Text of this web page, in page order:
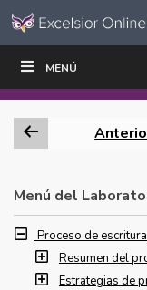
Ir al contenido
navegación
MENÚ
ESCRIBIR
Menú del
Proceso de escritura
Resumen del
Estrategias de